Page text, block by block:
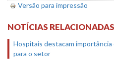
Versão para impressão
NOTÍCIAS RELACIONADAS
Hospitais destacam
para o setor